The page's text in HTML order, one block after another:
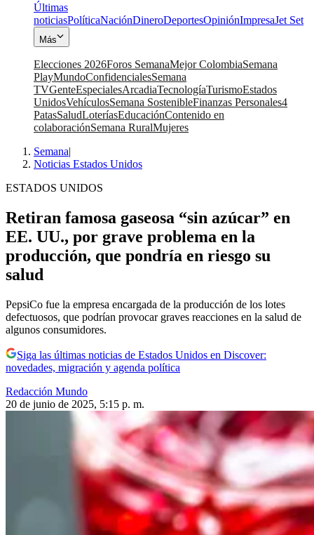
Últimas
noticiasPolíticaNaciónDineroDeportesOpiniónImpresaJet Set
Más
Elecciones 2026Foros SemanaMejor ColombiaSemana
PlayMundoConfidencialesSemana
TVGenteEspecialesArcadiaTecnologíaTurismoEstados
UnidosVehículosSemana SostenibleFinanzas Personales4
PatasSaludLoteríasEducaciónContenido en
colaboraciónSemana RuralMujeres
Semana|
Noticias Estados Unidos
ESTADOS UNIDOS
Retiran famosa gaseosa “sin azúcar” en
EE. UU., por grave problema en la
producción, que pondría en riesgo su
salud
PepsiCo fue la empresa encargada de la producción de los lotes
defectuosos, que podrían provocar graves reacciones en la salud de
algunos consumidores.
Siga las últimas noticias de Estados Unidos en Discover:
novedades, migración y agenda política
Redacción Mundo
20 de junio de 2025, 5:15 p. m.